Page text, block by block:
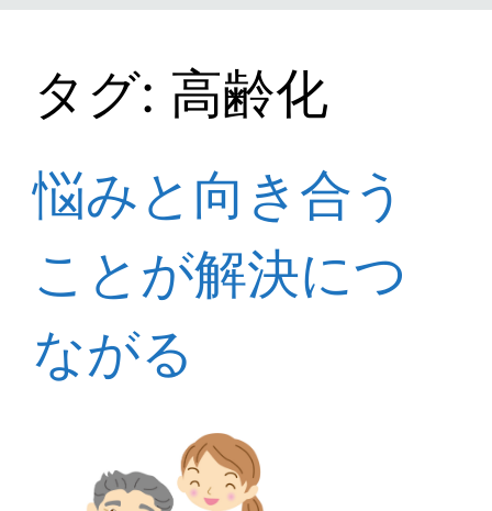
タグ: 高齢化
悩みと向き合う
ことが解決につ
ながる